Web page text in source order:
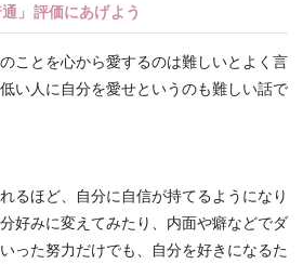
」評価にあげよう
ことを心から愛するのは難しいとよく言
い人に自分を愛せというのも難しい話で
るほど、自分に自信が持てるようになり
好みに変えてみたり、内面や癖などでダ
った努力だけでも、自分を好きになるた